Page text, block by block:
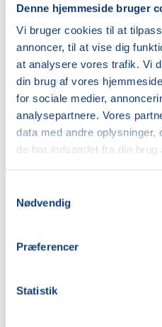
Denne hjemmeside bruger
Vi bruger cookies til at
annoncer, til at vise dig
at analysere vores trafik. Vi
din brug af vores
for sociale medier,
analysepartnere. Vores
data med andre oplysninger,
de har indsamlet fra din brug
Nødvendig
Præferencer
Statistik
lørdag 03.10.2026, kl. 09.00
Antal mødegange
1mødegang
Adresse
Vestermølle, Oddervej 80,
Keramikskolen)
Se på kort
Praktiske oplysninger
Mødegange